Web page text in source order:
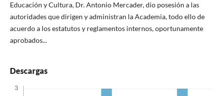
Educación y Cultura, Dr. Antonio Mercader, dio posesión a las
autoridades que dirigen y administran la Academia, todo ello de
acuerdo a los estatutos y reglamentos internos, oportunamente
aprobados...
Descargas